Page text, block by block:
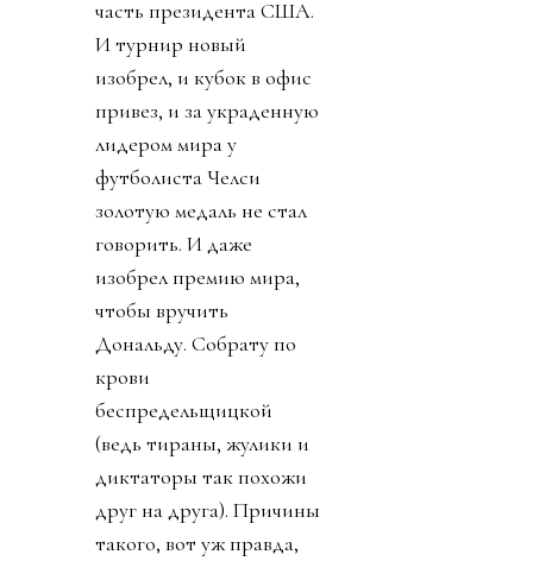
часть президента США.
И турнир новый
изобрел, и кубок в офис
привез, и за украденную
лидером мира у
футболиста Челси
золотую медаль не стал
говорить. И даже
изобрел премию мира,
чтобы вручить
Дональду. Собрату по
крови
беспредельщицкой
(ведь тираны, жулики и
диктаторы так похожи
друг на друга). Причины
такого, вот уж правда,